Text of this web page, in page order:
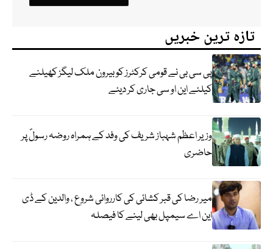
تازہ ترین خبریں
پی سی بی نے قومی کرکٹرز کو بیرون ملک لیگز کھیلنے
کیلئے این او سی جاری کر دیئے
وزیر اعظم شہباز شریف کی وفد کے ہمراہ روضہ رسولؐ پر
حاضری
میر رضا کی قبر کشائی کی کارروائی شروع ، والدین کے ڈی
این اے سیمپل بھی لینے کا فیصلہ